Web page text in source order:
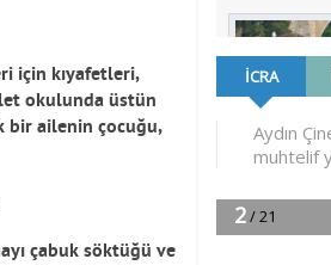
için kıyafetleri,
okulunda üstün
bir ailenin çocuğu,
çabuk söktüğü ve